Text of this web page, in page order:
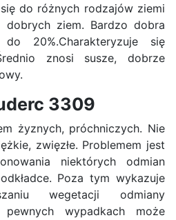
do różnych rodzajów ziemi
ziem. Bardzo dobra
20%.Charakteryzuje się
znosi susze, dobrze
3309
żyznych, próchniczych. Nie
zwięzłe. Problemem jest
niektórych odmian
Poza tym wykazuje
wegetacji odmiany
wypadkach może